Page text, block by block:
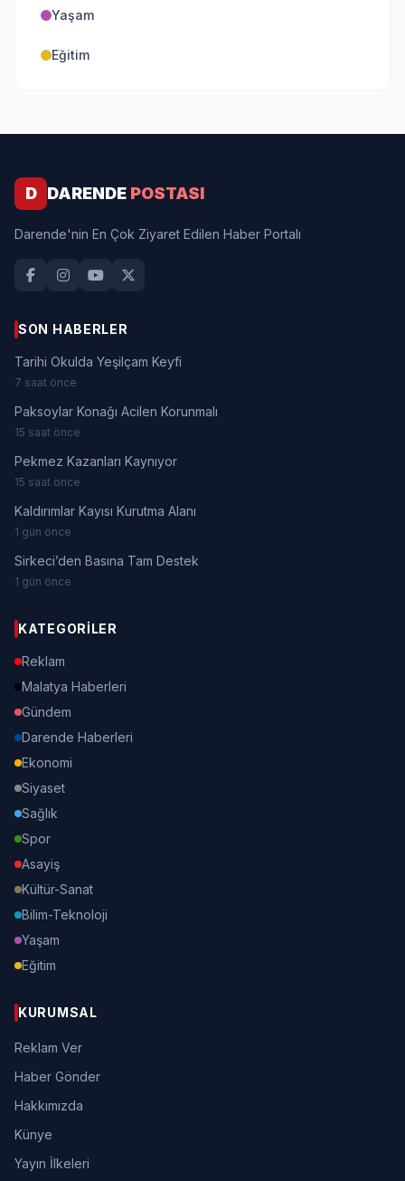
Yaşam
Eğitim
D DARENDE POSTASI
Darende'nin En Çok Ziyaret Edilen Haber Portalı
SON HABERLER
Tarihi Okulda Yeşilçam Keyfi
7 saat önce
Paksoylar Konağı Acilen Korunmalı
15 saat önce
Pekmez Kazanları Kaynıyor
15 saat önce
Kaldırımlar Kayısı Kurutma Alanı
1 gün önce
Sirkeci’den Basına Tam Destek
1 gün önce
KATEGORILER
Reklam
Malatya Haberleri
Gündem
Darende Haberleri
Ekonomi
Siyaset
Sağlık
Spor
Asayiş
Kültür-Sanat
Bilim-Teknoloji
Yaşam
Eğitim
KURUMSAL
Reklam Ver
Haber Gönder
Hakkımızda
Künye
Yayın İlkeleri